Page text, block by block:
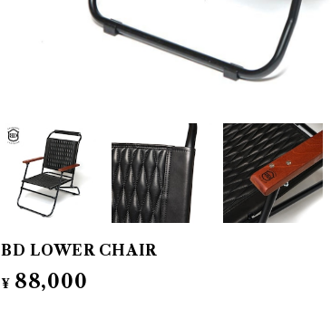
BD LOWER CHAIR
¥ 88,000